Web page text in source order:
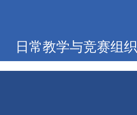
日常教学与竞赛组织